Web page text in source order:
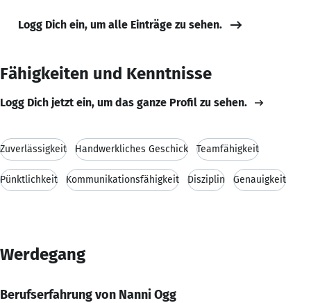
Logg Dich ein, um alle Einträge zu sehen.
Fähigkeiten und Kenntnisse
Logg Dich jetzt ein, um das ganze Profil zu sehen.
Zuverlässigkeit Handwerkliches Geschick Teamfähigkeit
Pünktlichkeit Kommunikationsfähigkeit Disziplin Genauigkeit
Werdegang
Berufserfahrung von Nanni Ogg